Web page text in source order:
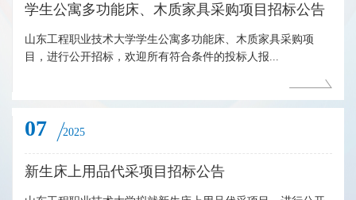
学生公寓多功能床、木质家具采购项目招标公告
山东工程职业技术大学学生公寓多功能床、木质家具采购项
目，进行公开招标，欢迎所有符合条件的投标人报...
07 2025
新生床上用品代采项目招标公告